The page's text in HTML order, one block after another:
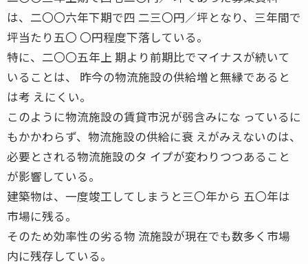
は、二〇〇六年下期で四 二三〇円／坪となり、三年間で
坪当たり五〇 〇円程度下落している。
特に、二〇〇五年上 期より前期比でマイナスが続いて
いることは、 昨今の物流施設の供給増と無縁であると
は考 えにくい。
このように物流施設の賃貸市況が弱含みにな っているに
もかかわらず、物流施設の供給に衰 えがみえないのは、
必要とされる物流施設のタ イプが変わりつつあること
が影響している。
建築物は、一度竣工してしまうと三〇年から 五〇年は
市場に残る。
そのため効率性の劣る物 流施設が現在でも数多く市場
内に残存している。